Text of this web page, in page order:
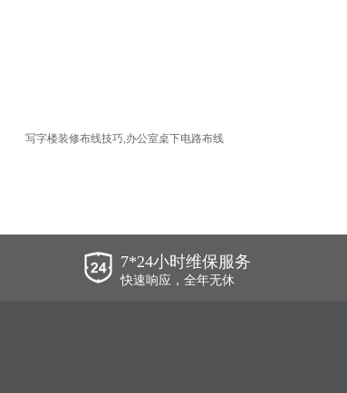
写字楼装修布线技巧,办公室桌下电路布线
7*24小时维保服务
快速响应，全年无休